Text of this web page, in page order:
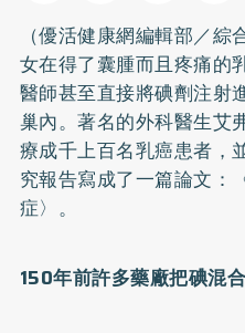
（優活健康網編輯部／
女在得了囊腫而且疼痛的
醫師甚至直接將碘劑注射
巢內。著名的外科醫生艾
療成千上百名乳癌患者，
究報告寫成了一篇論文：
症〉。
150年前許多藥廠把碘混